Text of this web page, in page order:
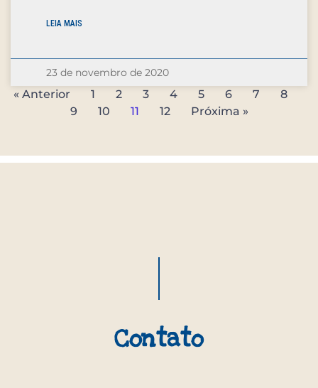
LEIA MAIS
23 de novembro de 2020
« Anterior 1 2 3 4 5 6 7
8
9
10 11 12 Próxima »
Contato